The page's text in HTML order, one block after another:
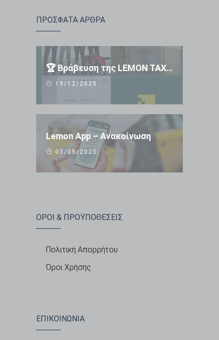
ΠΡΟΣΦΑΤΑ ΑΡΘΡΑ
🏆 Βράβευση της LEMON TAXI APP 🏆
19/12/2025
Lemon App – Ανακοίνωση
03/05/2025
ΟΡΟΙ & ΠΡΟΫΠΟΘΕΣΕΙΣ
Πολιτική Απορρήτου
Όροι Χρήσης
ΕΠΙΚΟΙΝΩΝΙΑ